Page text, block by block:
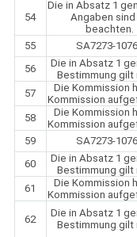
54
Die in Absatz 1
Angaben sind
beachten.
55 SA7273-
56
Die in Absatz 1
Bestimmung gilt
57
Die Kommission
Kommission
58
Die Kommission
Kommission
59
SA7273-
60
Die in Absatz 1
Bestimmung gilt
61
Die Kommission
Kommission
62
Die in Absatz 1
Bestimmung gilt